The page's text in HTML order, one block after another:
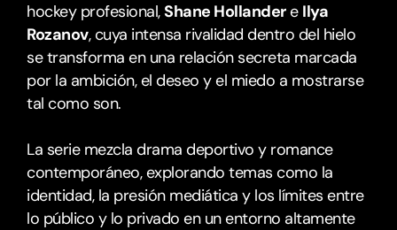
hockey profesional, Shane Hollander e Ilya
Rozanov, cuya intensa rivalidad dentro del hielo
se transforma en una relación secreta marcada
por la ambición, el deseo y el miedo a mostrarse
tal como son.
La serie mezcla drama deportivo y romance
contemporáneo, explorando temas como la
identidad, la presión mediática y los límites entre
lo público y lo privado en un entorno altamente